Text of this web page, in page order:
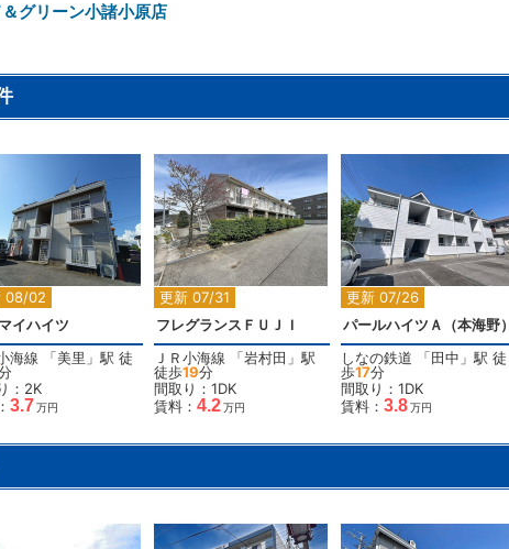
グリーン小諸小原店
08/02
2
イハイツ
海線 「美里 」駅 徒
：2K
3.7万円
更新 07/31
2
フレグランスＦＵＪＩ
ＪＲ小海線 「岩村田 」駅
徒歩19分
間取り：1DK
賃料： 4.2万円
更新 07/26
2
パールハイツＡ（本海野）
しなの鉄道 「田中 」駅 徒
歩17分
間取り：1DK
賃料： 3.8万円